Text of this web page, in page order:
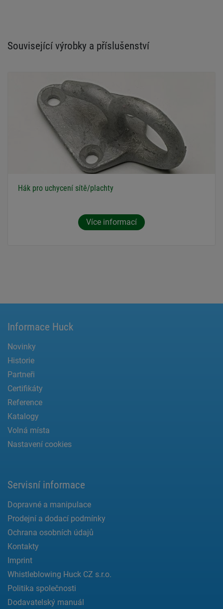
Související výrobky a příslušenství
Hák pro uchycení sítě/plachty
Více informací
Informace Huck
Novinky
Historie
Partneři
Certifikáty
Reference
Katalogy
Volná místa
Nastavení cookies
Servisní informace
Dopravné a manipulace
Prodejní a dodací podmínky
Ochrana osobních údajů
Kontakty
Imprint
Whistleblowing Huck CZ s.r.o.
Politika společnosti
Dodavatelský manuál